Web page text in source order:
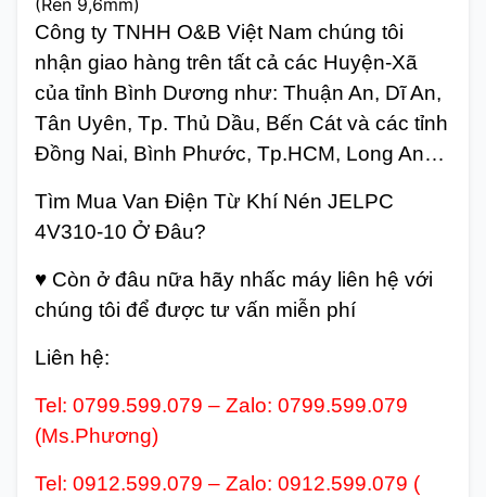
(Ren 9,6mm)
Công ty TNHH O&B Việt Nam chúng tôi
nhận giao hàng trên tất cả các Huyện-Xã
của tỉnh Bình Dương như: Thuận An, Dĩ An,
Tân Uyên, Tp. Thủ Dầu, Bến Cát và các tỉnh
Đồng Nai, Bình Phước, Tp.HCM, Long An…
Tìm Mua Van Điện Từ Khí Nén JELPC
4V310-10 Ở Đâu?
♥ Còn ở đâu nữa hãy nhấc máy liên hệ với
chúng tôi để được tư vấn miễn phí
Liên hệ:
Tel: 0799.599.079 – Zalo: 0799.599.079
(Ms.Phương)
Tel: 0912.599.079 – Zalo: 0912.599.079 (